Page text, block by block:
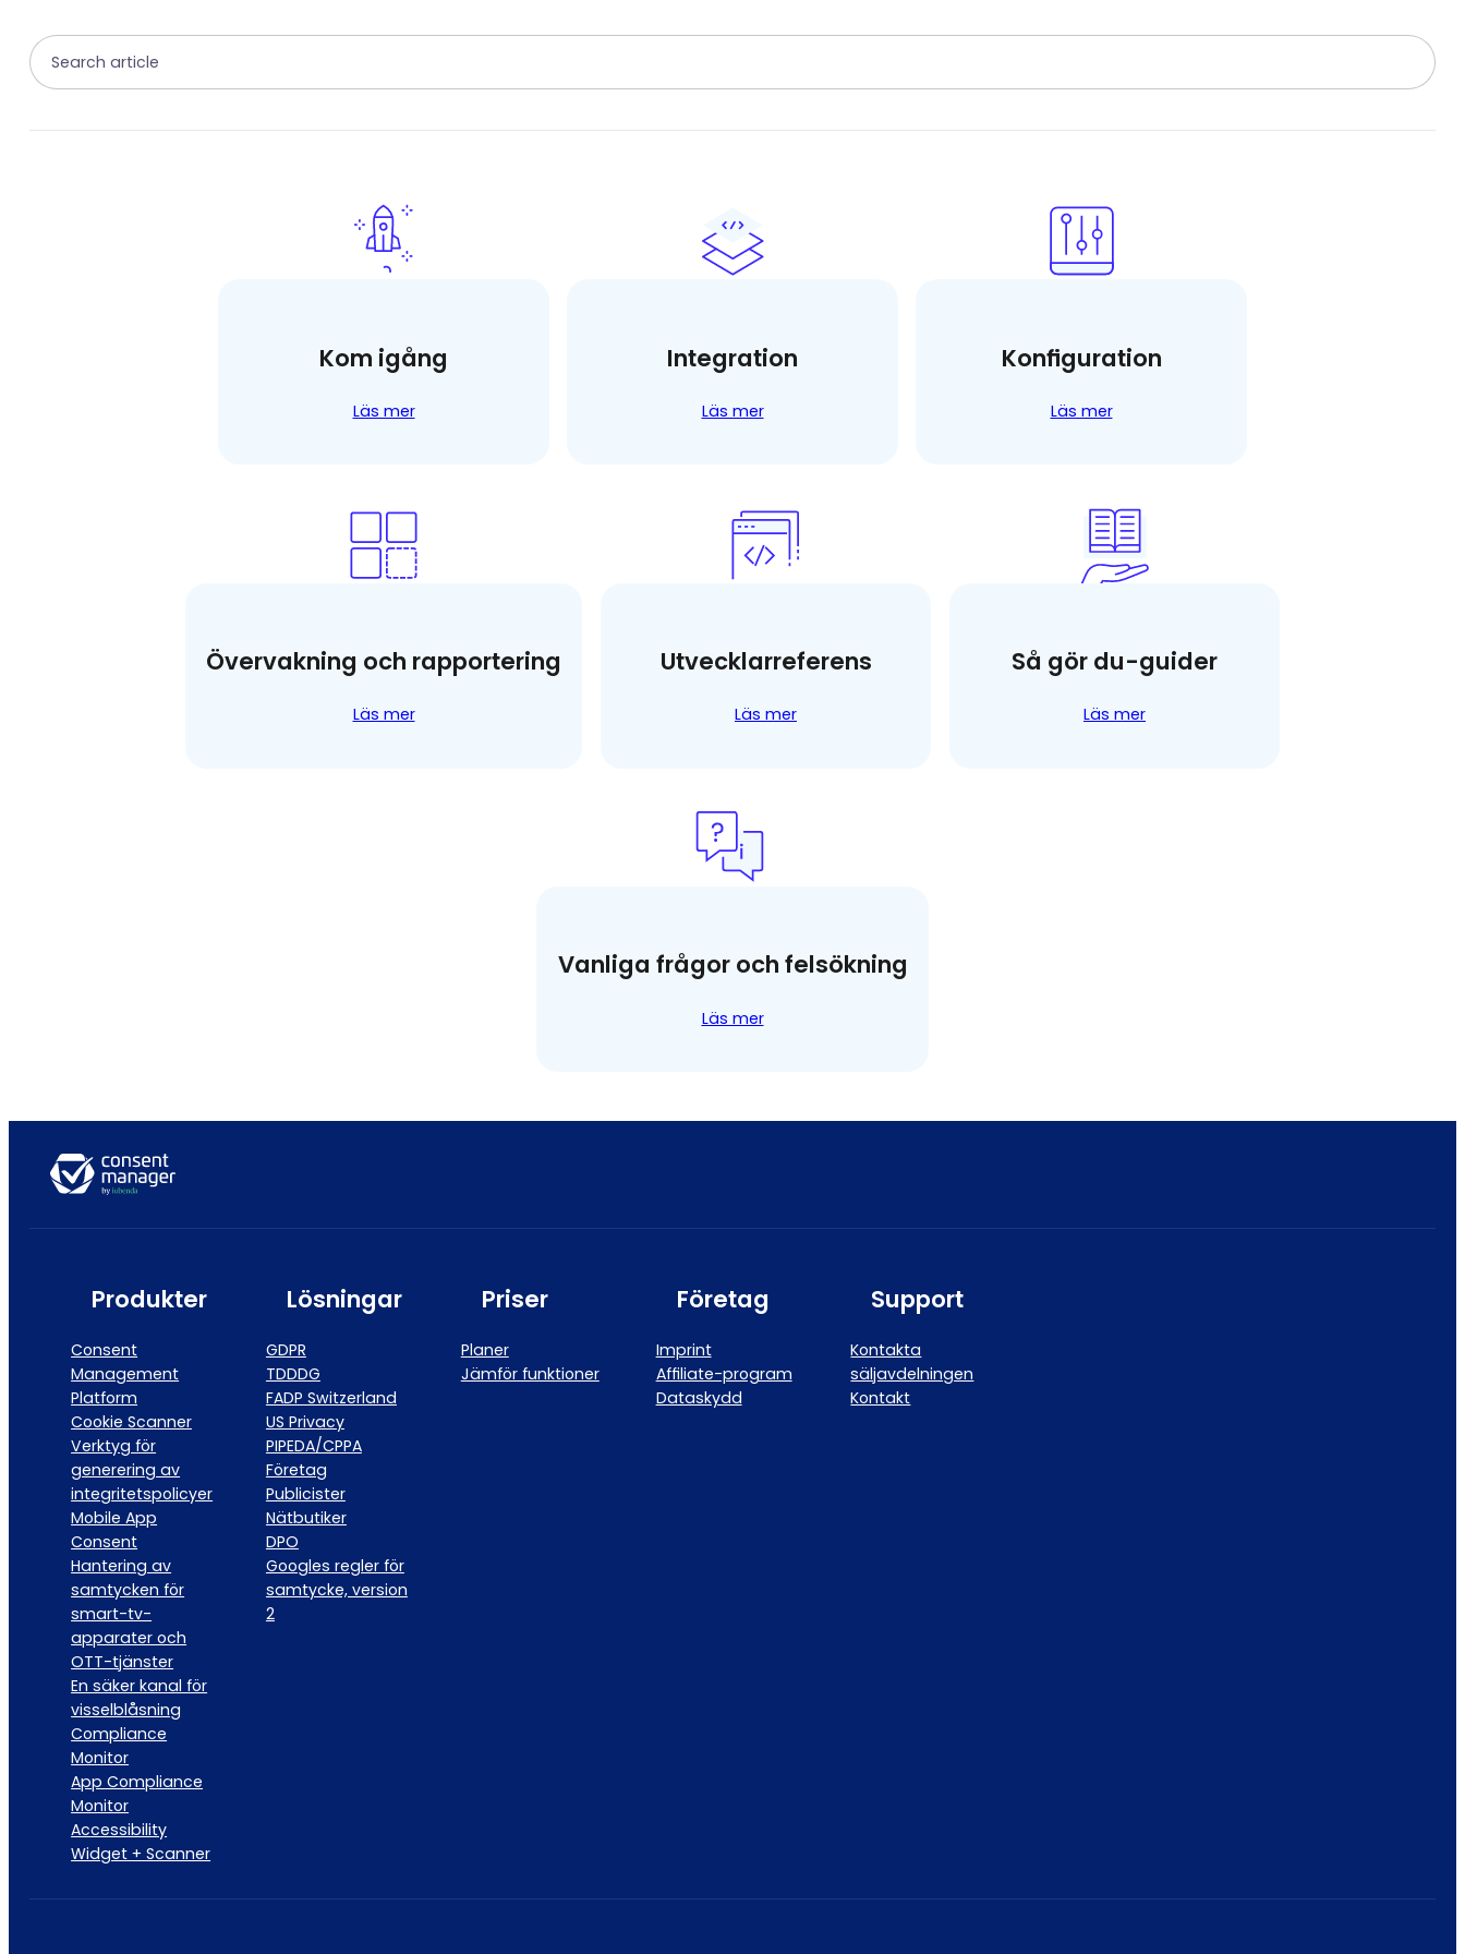
Sök
Kom igång
Läs mer
Integration
Läs mer
Konfiguration
Läs mer
Övervakning och rapportering
Läs mer
Utvecklarreferens
Läs mer
Så gör du-guider
Läs mer
Vanliga frågor och felsökning
Läs mer
Produkter
Consent
Management
Platform
Cookie Scanner
Verktyg för
generering av
integritetspolicyer
Mobile App
Consent
Hantering av
samtycken för
smart-tv-
apparater och
OTT-tjänster
En säker kanal för
visselblåsning
Compliance
Monitor
App Compliance
Monitor
Accessibility
Widget + Scanner
Lösningar
GDPR
TDDDG
FADP Switzerland
US Privacy
PIPEDA/CPPA
Företag
Publicister
Nätbutiker
DPO
Googles regler för
samtycke, version
2
Priser
Planer
Jämför funktioner
Företag
Imprint
Affiliate-program
Dataskydd
Support
Kontakta
säljavdelningen
Kontakt